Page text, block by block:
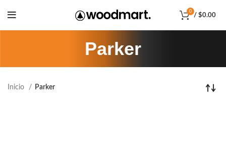
0
/ $0.00
Parker
Inicio Parker